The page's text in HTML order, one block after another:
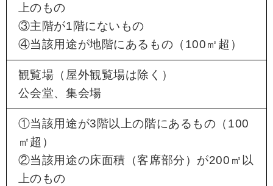
上のもの
③主階が1階にないもの
④当該用途が地階にあるもの（100㎡超）
観覧場（屋外観覧場は除く）
公会堂、集会場
①当該用途が3階以上の階にあるもの（100
㎡超）
②当該用途の床面積（客席部分）が200㎡以
上のもの